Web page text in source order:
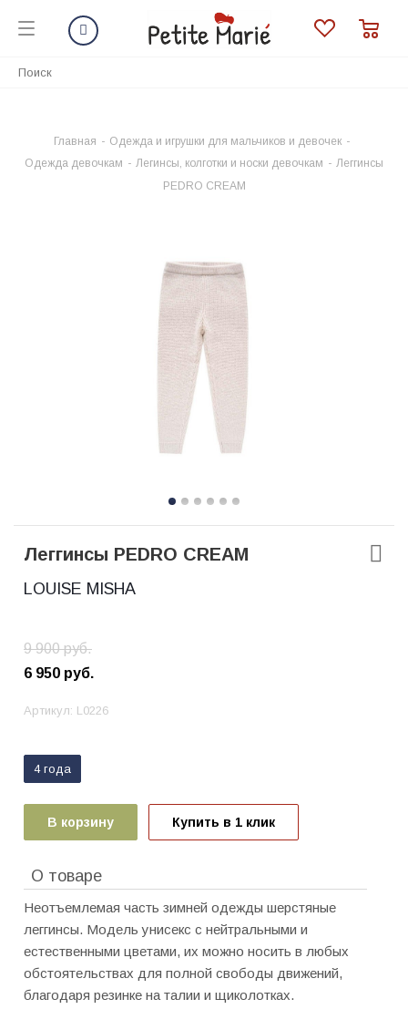
Главная - Одежда и игрушки для мальчиков и девочек -
Одежда девочкам - Легинсы, колготки и носки девочкам - Леггинсы
PEDRO CREAM
Леггинсы PEDRO CREAM
LOUISE MISHA
9 900руб.
6 950 руб.
Артикул: L0226
4 года
В корзину Купить в 1 клик
О товаре
Неотъемлемая часть зимней одежды шерстяные
леггинсы. Модель унисекс с нейтральными и
естественными цветами, их можно носить в любых
обстоятельствах для полной свободы движений,
благодаря резинке на талии и щиколотках.